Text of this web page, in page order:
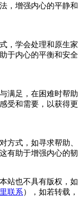
，增强内心的平静和
，学会处理和原生家
于内心的平衡和安全
满足，在困难时帮助
受和需要，以获得更
方式，如寻求帮助、
有助于增强内心的韧
站也不具有版权，如
联系），如若转载，